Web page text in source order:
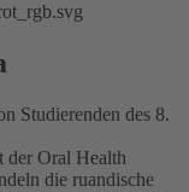
Studierenden des 8.
der Oral Health
die ruandische